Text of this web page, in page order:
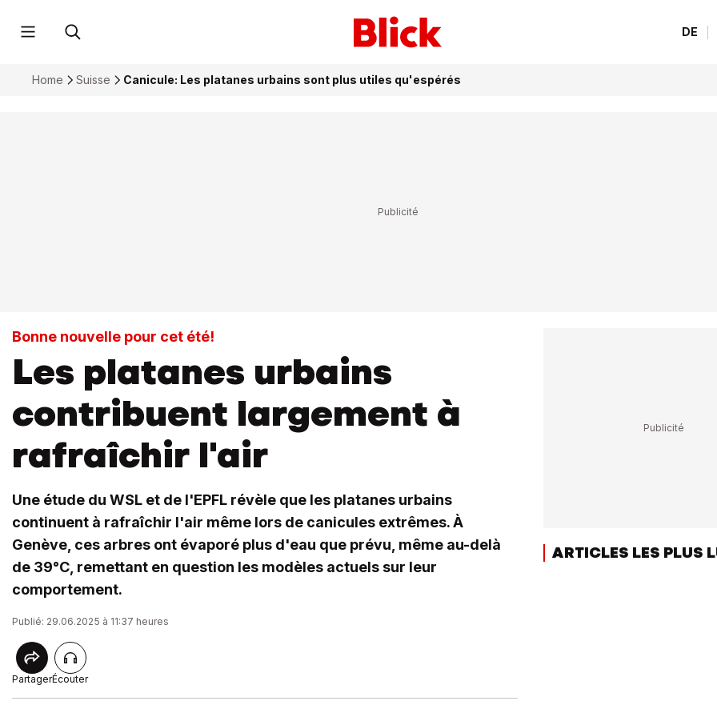
DE
Home Suisse Canicule: Les platanes urbains sont plus utiles qu'espérés
Bonne nouvelle pour cet été!
Les platanes urbains
contribuent largement à
rafraîchir l'air
Une étude du WSL et de l'EPFL révèle que les platanes urbains
continuent à rafraîchir l'air même lors de canicules extrêmes. À
Genève, ces arbres ont évaporé plus d'eau que prévu, même au-delà
de 39°C, remettant en question les modèles actuels sur leur
comportement.
Publié: 29.06.2025 à 11:37 heures
PartagerÉcouter
ARTICLES LES PLUS